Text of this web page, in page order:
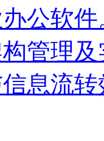
公软
管理
息流